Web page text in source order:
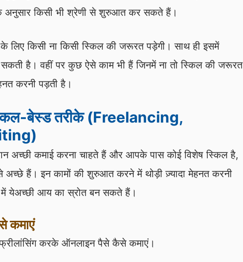
अनुसार किसी भी श्रेणी से शुरुआत कर सकते हैं।
किसी ना किसी स्किल की जरूरत पड़ेगी। साथ ही इसमें
है। वहीं पर कुछ ऐसे काम भी हैं जिनमें ना तो स्किल की जरूरत
करनी पड़ती है।
बेस्ड तरीके (Freelancing,
अच्छी कमाई करना चाहते हैं और आपके पास कोई विशेष स्किल है,
हैं। इन कामों की शुरुआत करने में थोड़ी ज़्यादा मेहनत करनी
येअच्छी आय का स्रोत बन सकते हैं।
कमाएं
करके ऑनलाइन पैसे कैसे कमाएं।